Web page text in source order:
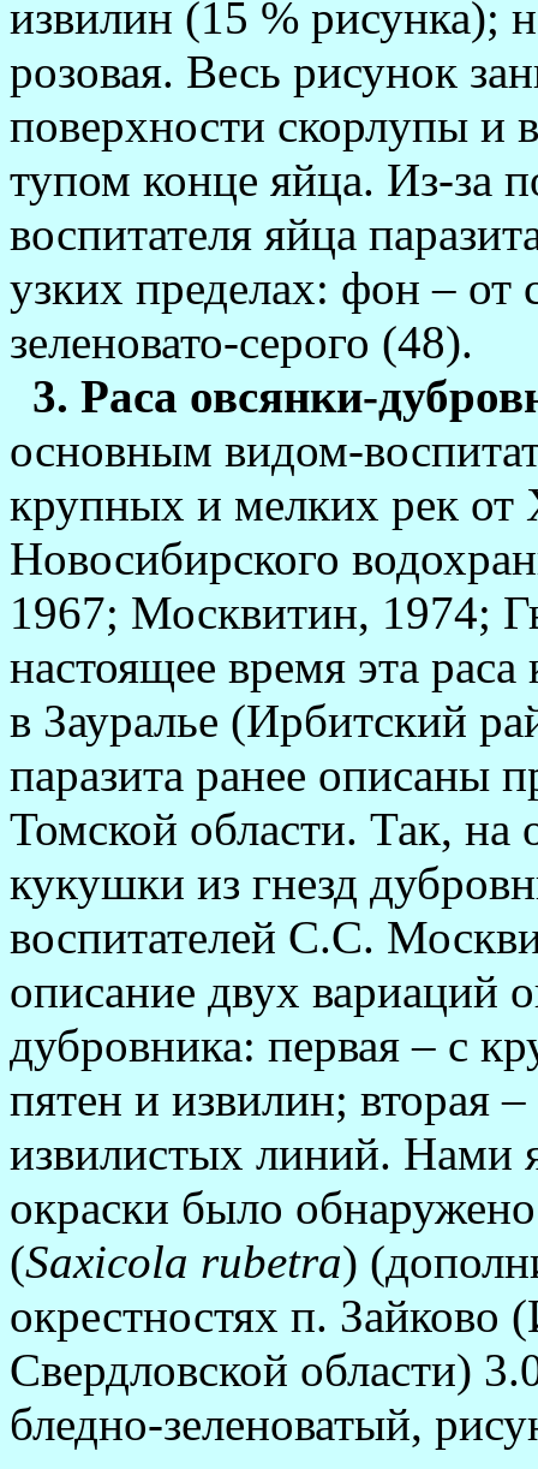
извилин (15 % рисун­ка);
pозовая. Весь рисунок
поверхности скорлупы и
тупом конце яйца. Из-за
воспитателя яйца
узких пределах: фон – от
зеленовато-серого (48).
3. Раса овсянки-
основным видом-
крупных и мелких рек
Новосибирского
1967; Москвитин, 1974;
настоящее время эта
в За­уралье (Ирбитский
паразита ранее описаны
Томской области. Так,
кукушки из гнезд
воспитателей С.С.
описание двух вариаций
дубровника: первая – с
пятен и извилин; вторая
извилистых линий. Нами
окраски было обнаружено
(Saxicola ru­betra)
окрестностях п. Зайково
Свердловской области)
бледно-зеленоватый,